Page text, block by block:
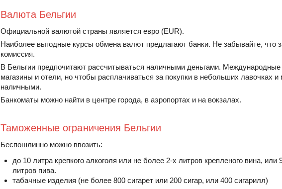
Валюта Бельгии
Официальной валютой страны является евро (EUR).
Наиболее выгодные курсы обмена валют предлагают банки. Не забывайте, что
комиссия.
В Бельгии предпочитают рассчитываться наличными деньгами.
магазины и отели, но чтобы расплачиваться за покупки в небольших лавочках и
наличными.
Банкоматы можно найти в центре города, в аэропортах и на вокзалах.
Таможенные ограничения Бельгии
Беспошлинно можно ввозить:
до 10 литра крепкого алкоголя или не более 2-х литров крепленого вина, или
литров пива.
табачные изделия (не более 800 сигарет или 200 сигар, или 400 сигарилл)